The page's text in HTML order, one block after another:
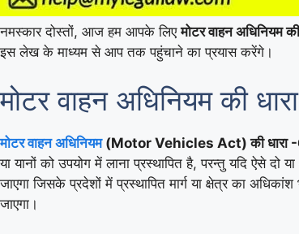
नमस्कार दोस्तों, आज हम आपके लिएमोटर वाहन अधिनियम
इस लेख के माध्यम से आप तक पहुंचाने का प्रयास करेंगे।
मोटर वाहन अधिनियम की
मोटर वाहन अधिनियम(Motor Vehicles Act) की धारा
या यानों को उपयोग में लाना प्रस्थापित है, परन्तु यदि ऐसे
जाएगा जिसके प्रदेशों में प्रस्थापित मार्ग या क्षेत्र का
जाएगा।